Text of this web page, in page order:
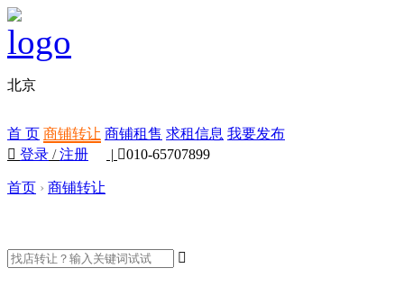
北京
首 页 商铺转让 商铺租售 求租信息 我要发布
 登录 /注册 | 010-65707899
首页 › 商铺转让
